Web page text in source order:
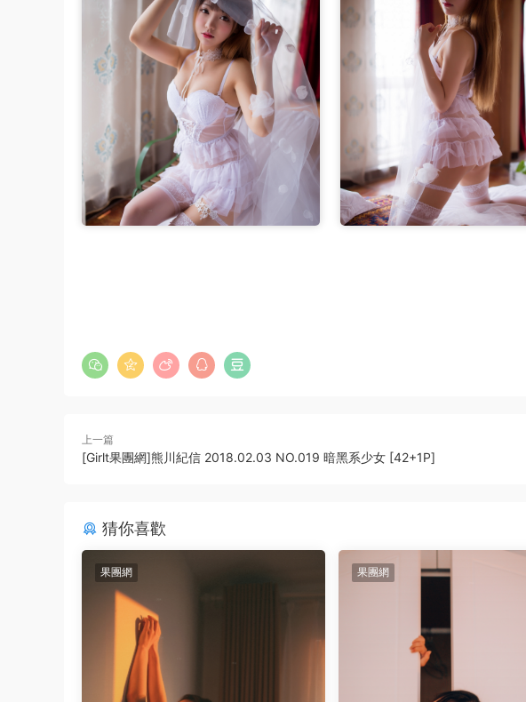
上一篇
[Girlt果團網]熊川紀信 2018.02.03 NO.019 暗黑系少女 [42+1P]
猜你喜歡
果團網 果團網